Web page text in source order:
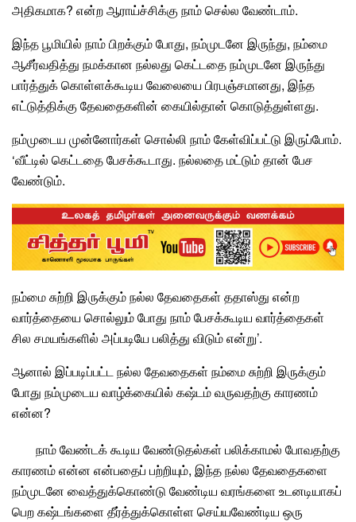
அதிகமாக? என்ற ஆராய்ச்சிக்கு நாம் செல்ல வேண்டாம்.
இந்த பூமியில் நாம் பிறக்கும் போது, நம்முடனே இருந்து, நம்மை
ஆசீர்வதித்து நமக்கான நல்லது கெட்டதை நம்முடனே இருந்து
பார்த்துக் கொள்ளக்கூடிய வேலையை பிரபஞ்சமானது, இந்த
எட்டுத்திக்கு தேவதைகளின் கையில்தான் கொடுத்துள்ளது.
நம்முடைய முன்னோர்கள் சொல்லி நாம் கேள்விப்பட்டு இருப்போம்.
‘வீட்டில் கெட்டதை பேசக்கூடாது. நல்லதை மட்டும் தான் பேச
வேண்டும்.
நம்மை சுற்றி இருக்கும் நல்ல தேவதைகள் ததாஸ்து என்ற
வார்த்தையை சொல்லும் போது நாம் பேசக்கூடிய வார்த்தைகள்
சில சமயங்களில் அப்படியே பலித்து விடும் என்று’.
ஆனால் இப்படிப்பட்ட நல்ல தேவதைகள் நம்மை சுற்றி இருக்கும்
போது நம்முடைய வாழ்க்கையில் கஷ்டம் வருவதற்கு காரணம்
என்ன?
நாம் வேண்டக் கூடிய வேண்டுதல்கள் பலிக்காமல் போவதற்கு
காரணம் என்ன என்பதைப் பற்றியும், இந்த நல்ல தேவதைகளை
நம்முடனே வைத்துக்கொண்டு வேண்டிய வரங்களை உடனடியாகப்
பெற கஷ்டங்களை தீர்த்துக்கொள்ள செய்யவேண்டிய ஒரு